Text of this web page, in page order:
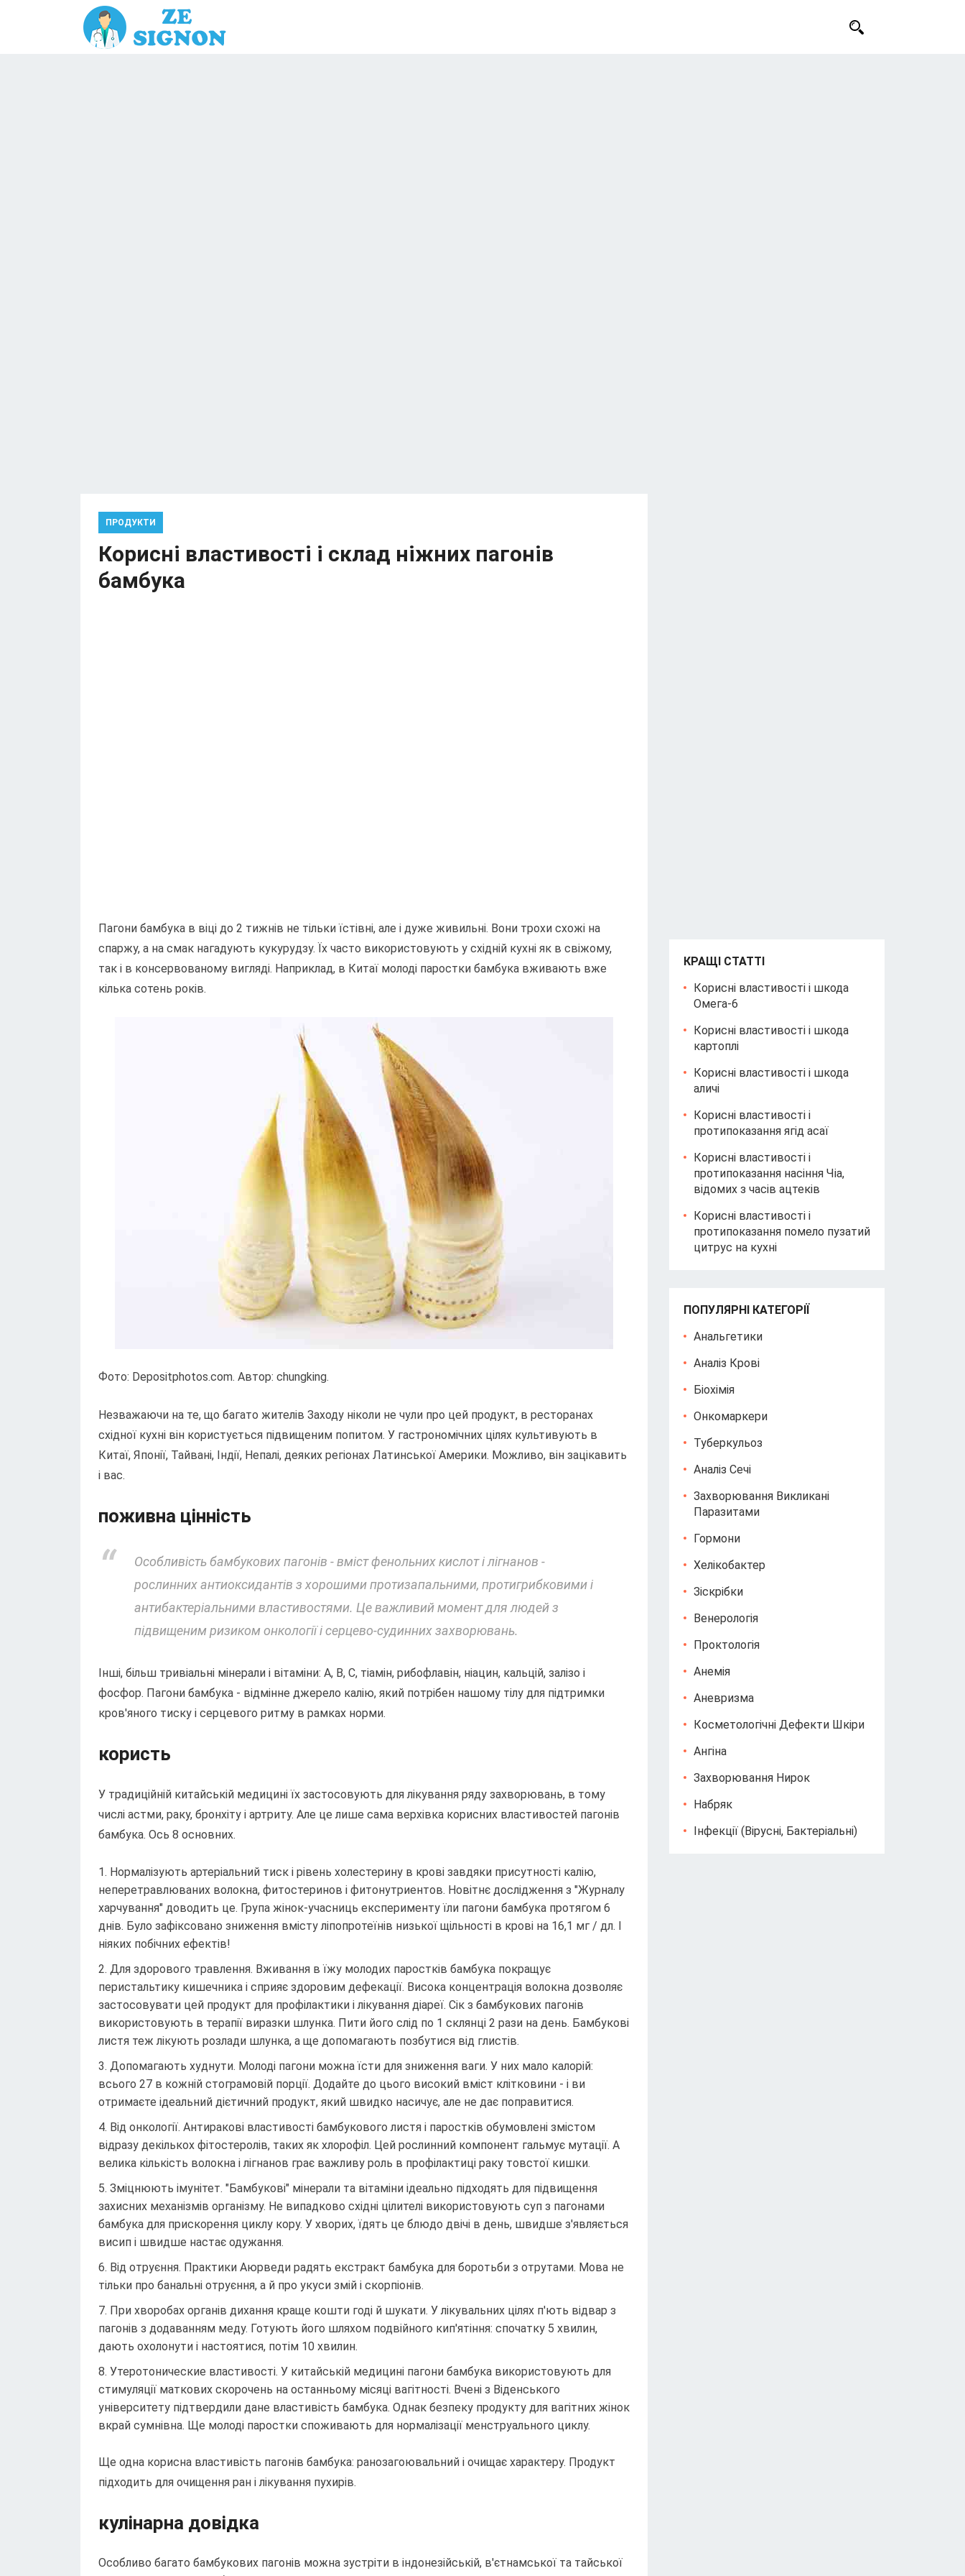
ПРОДУКТИ
Корисні властивості і склад ніжних пагонів
бамбука
Пагони бамбука в віці до 2 тижнів не тільки їстівні, але і дуже живильні. Вони трохи схожі на
спаржу, а на смак нагадують кукурудзу. Їх часто використовують у східній кухні як в свіжому,
так і в консервованому вигляді. Наприклад, в Китаї молоді паростки бамбука вживають вже
кілька сотень років.
Фото: Depositphotos.com. Автор: chungking.
Незважаючи на те, що багато жителів Заходу ніколи не чули про цей продукт, в ресторанах
східної кухні він користується підвищеним попитом. У гастрономічних цілях культивують в
Китаї, Японії, Тайвані, Індії, Непалі, деяких регіонах Латинської Америки. Можливо, він зацікавить
і вас.
поживна цінність
Особливість бамбукових пагонів - вміст фенольних кислот і лігнанов -
рослинних антиоксидантів з хорошими протизапальними, протигрибковими і
антибактеріальними властивостями. Це важливий момент для людей з
підвищеним ризиком онкології і серцево-судинних захворювань.
Інші, більш тривіальні мінерали і вітаміни: A, B, C, тіамін, рибофлавін, ніацин, кальцій, залізо і
фосфор. Пагони бамбука - відмінне джерело калію, який потрібен нашому тілу для підтримки
кров'яного тиску і серцевого ритму в рамках норми.
користь
У традиційній китайській медицині їх застосовують для лікування ряду захворювань, в тому
числі астми, раку, бронхіту і артриту. Але це лише сама верхівка корисних властивостей пагонів
бамбука. Ось 8 основних.
Нормалізують артеріальний тиск і рівень холестерину в крові завдяки присутності калію,
неперетравлюваних волокна, фитостеринов і фитонутриентов. Новітнє дослідження з "Журналу
харчування" доводить це. Група жінок-учасниць експерименту їли пагони бамбука протягом 6
днів. Було зафіксовано зниження вмісту ліпопротеїнів низької щільності в крові на 16,1 мг / дл. І
ніяких побічних ефектів!
Для здорового травлення. Вживання в їжу молодих паростків бамбука покращує
перистальтику кишечника і сприяє здоровим дефекації. Висока концентрація волокна дозволяє
застосовувати цей продукт для профілактики і лікування діареї. Сік з бамбукових пагонів
використовують в терапії виразки шлунка. Пити його слід по 1 склянці 2 рази на день. Бамбукові
листя теж лікують розлади шлунка, а ще допомагають позбутися від глистів.
Допомагають худнути. Молоді пагони можна їсти для зниження ваги. У них мало калорій:
всього 27 в кожній стограмовій порції. Додайте до цього високий вміст клітковини - і ви
отримаєте ідеальний дієтичний продукт, який швидко насичує, але не дає поправитися.
Від онкології. Антиракові властивості бамбукового листя і паростків обумовлені змістом
відразу декількох фітостеролів, таких як хлорофіл. Цей рослинний компонент гальмує мутації. А
велика кількість волокна і лігнанов грає важливу роль в профілактиці раку товстої кишки.
Зміцнюють імунітет. "Бамбукові" мінерали та вітаміни ідеально підходять для підвищення
захисних механізмів організму. Не випадково східні цілителі використовують суп з пагонами
бамбука для прискорення циклу кору. У хворих, їдять це блюдо двічі в день, швидше з'являється
висип і швидше настає одужання.
Від отруєння. Практики Аюрведи радять екстракт бамбука для боротьби з отрутами. Мова не
тільки про банальні отруєння, а й про укуси змій і скорпіонів.
При хворобах органів дихання краще кошти годі й шукати. У лікувальних цілях п'ють відвар з
пагонів з додаванням меду. Готують його шляхом подвійного кип'ятіння: спочатку 5 хвилин,
дають охолонути і настоятися, потім 10 хвилин.
Утеротонические властивості. У китайській медицині пагони бамбука використовують для
стимуляції маткових скорочень на останньому місяці вагітності. Вчені з Віденського
університету підтвердили дане властивість бамбука. Однак безпеку продукту для вагітних жінок
вкрай сумнівна. Ще молоді паростки споживають для нормалізації менструального циклу.
Ще одна корисна властивість пагонів бамбука: ранозагоювальний і очищає характеру. Продукт
підходить для очищення ран і лікування пухирів.
кулінарна довідка
Особливо багато бамбукових пагонів можна зустріти в індонезійській, в'єтнамської та тайської
КРАЩІ СТАТТІ
Корисні властивості і шкода
Омега-6
Корисні властивості і шкода
картоплі
Корисні властивості і шкода
аличі
Корисні властивості і
протипоказання ягід асаї
Корисні властивості і
протипоказання насіння Чіа,
відомих з часів ацтеків
Корисні властивості і
протипоказання помело пузатий
цитрус на кухні
ПОПУЛЯРНІ КАТЕГОРІЇ
Анальгетики
Аналіз Крові
Біохімія
Онкомаркери
Туберкульоз
Аналіз Сечі
Захворювання Викликані
Паразитами
Гормони
Хелікобактер
Зіскрібки
Венерологія
Проктологія
Анемія
Аневризма
Косметологічні Дефекти Шкіри
Ангіна
Захворювання Нирок
Набряк
Інфекції (вірусні, Бактеріальні)